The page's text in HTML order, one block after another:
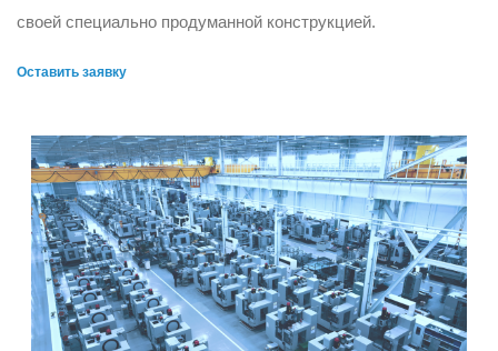
своей специально продуманной конструкцией.
Оставить заявку